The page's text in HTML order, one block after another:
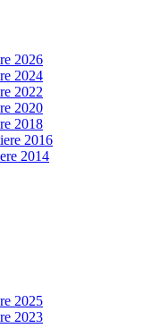
2026
2024
2022
2020
2018
2016
2014
2025
2023